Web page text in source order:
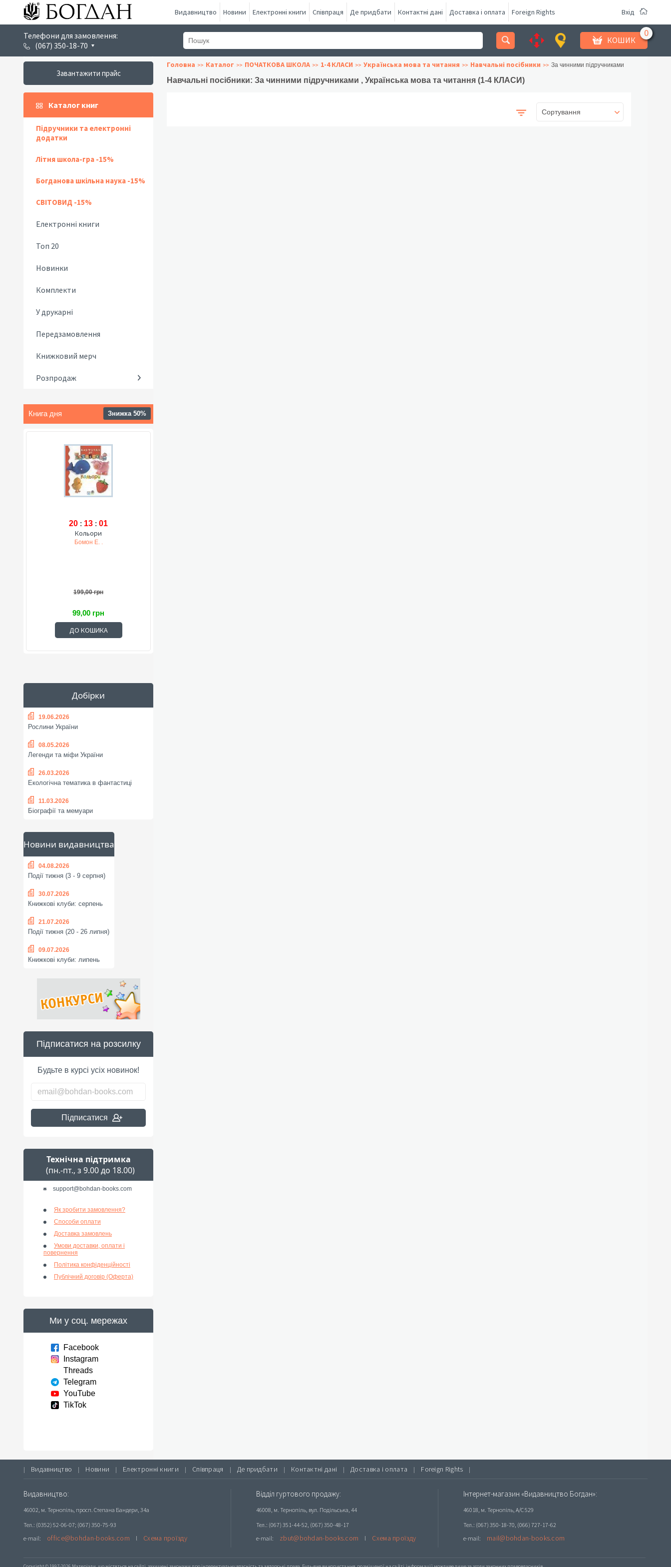
Видавництво Новини Електронні книги Співпраця Де придбати Контактні дані Доставка і оплата Foreign Rights Вхід
Телефони для замовлення:
(067) 350-18-70
КОШИК
Завантажити прайс
Каталог книг
Підручники та електронні
додатки
Літня школа-гра -15%
Богданова шкільна наука -15%
СВІТОВИД -15%
Електронні книги
Топ 20
Новинки
Комплекти
У друкарні
Передзамовлення
Книжковий мерч
Розпродаж
Книга дня Знижка 50%
20 : 13 : 00
Кольори
Бомон Е. .
199,00 грн
99,00 грн
ДО КОШИКА
Добірки
19.06.2026
Рослини України
08.05.2026
Легенди та міфи України
26.03.2026
Екологічна тематика в фантастиці
11.03.2026
Біографії та мемуари
Новини видавництва
04.08.2026
Події тижня (3 - 9 серпня)
30.07.2026
Книжкові клуби: серпень
21.07.2026
Події тижня (20 - 26 липня)
09.07.2026
Книжкові клуби: липень
Підписатися на розсилку
Будьте в курсі усіх новинок!
Підписатися
Технічна підтримка
(пн.-пт., з 9.00 до 18.00)
support@bohdan-books.com
Як зробити замовлення?
Способи оплати
Доставка замовлень
Умови доставки, оплати і
повернення
Політика конфіденційності
Публічний договір (Оферта)
Ми у соц. мережах
Facebook
Instagram
Threads
Telegram
YouTube
TikTok
Головна Каталог ПОЧАТКОВА ШКОЛА 1-4 КЛАСИ Українська мова та читання Навчальні посібники За чинними підручниками
Навчальні посібники: За чинними підручниками , Українська мова та читання (1-4 КЛАСИ)
Сортування
| Видавництво | Новини | Електронні книги | Співпраця | Де придбати | Контактні дані | Доставка і оплата | Foreign Rights |
Видавництво:
46002, м. Тернопіль, просп. Степана Бандери, 34а
Тел.: (0352) 52-06-07; (067) 350-75-93
e-mail:
office@bohdan-books.com l Схема проїзду
Відділ гуртового продажу:
46008, м. Тернопіль, вул. Подільська, 44
Тел.: (067) 351-44-52, (067) 350-48-17
e-mail:
zbut@bohdan-books.com l Схема проїзду
Інтернет-магазин «Видавництво Богдан»:
46018, м. Тернопіль, А/С 529
Тел.: (067) 350-18-70, (066) 727-17-62
e-mail:
mail@bohdan-books.com